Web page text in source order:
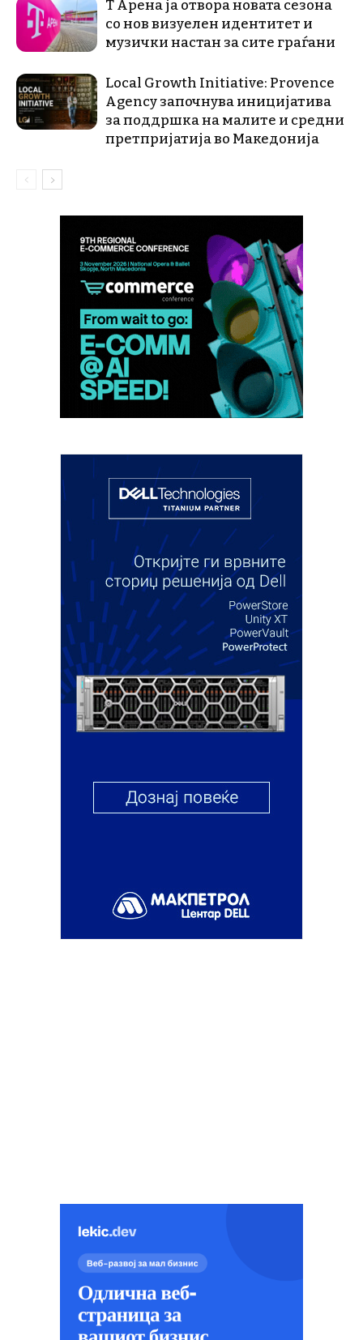
Т Арена ја отвора новата сезона
со нов визуелен идентитет и
музички настан за сите граѓани
Local Growth Initiative: Provence
Agency започнува иницијатива
за поддршка на малите и средни
претпријатија во Македонија